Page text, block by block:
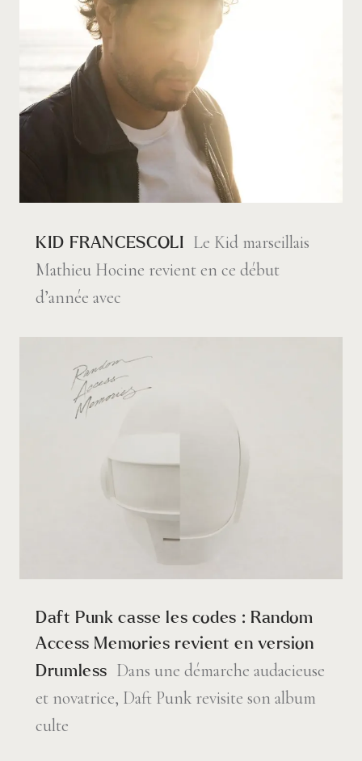
KID FRANCESCOLI
Le Kid marseillais
Mathieu Hocine revient en ce début
d’année avec
Daft Punk casse les codes : Random
Access Memories revient en version
Drumless
Dans une démarche audacieuse
et novatrice, Daft Punk revisite son album
culte